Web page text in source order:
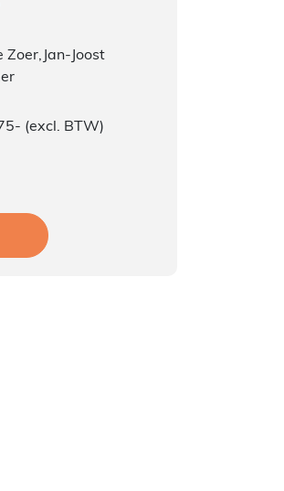
Zoer,Jan-Joost
(excl. BTW)